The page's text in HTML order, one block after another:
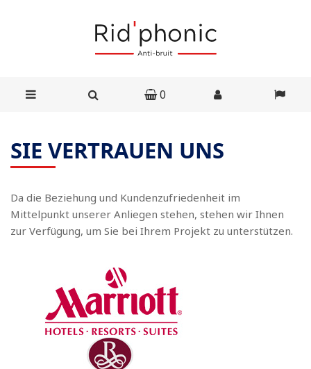
0
SIE VERTRAUEN UNS
Da die Beziehung und Kundenzufriedenheit im
Mittelpunkt unserer Anliegen stehen, stehen wir Ihnen
zur Verfügung, um Sie bei Ihrem Projekt zu unterstützen.